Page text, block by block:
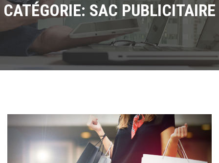
CATÉGORIE: SAC PUBLICITAIRE